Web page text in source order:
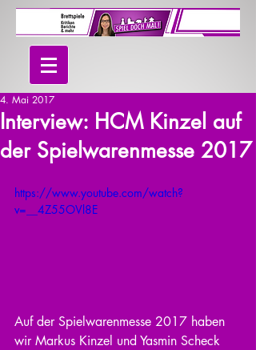
Interview: HCM Kinzel auf
der Spielwarenmesse 2017
4. Mai 2017
https://www.youtube.com/watch?
v=__4Z55OVl8E
Auf der Spielwarenmesse 2017 haben
wir Markus Kinzel und Yasmin Scheck